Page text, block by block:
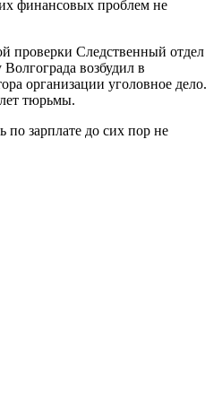
финансовых проблем не
проверки Следственный отдел
возбудил в
организации уголовное дело.
тюрьмы.
по зарплате до сих пор не